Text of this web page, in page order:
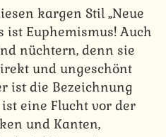
kargen Stil „Neue
ist Euphemismus! Auch
nüchtern, denn sie
und ungeschönt
ist die Bezeichnung
ist eine Flucht vor der
und Kanten,